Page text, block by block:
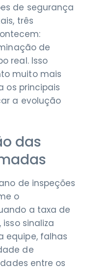
de segurança
três
de
real. Isso
muito mais
os principais
a evolução
das
de inspeções
o
a taxa de
sinaliza
equipe, falhas
de
entre os